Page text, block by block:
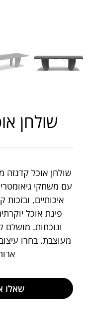
שולחן
שולחן אוכל קדנזה
עם משחקי
איכותיים,
פינת אוכל
ונוכחות.
מעוצבת. בחרו
שאלו